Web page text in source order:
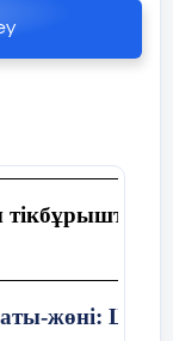
7-9-
жөні: